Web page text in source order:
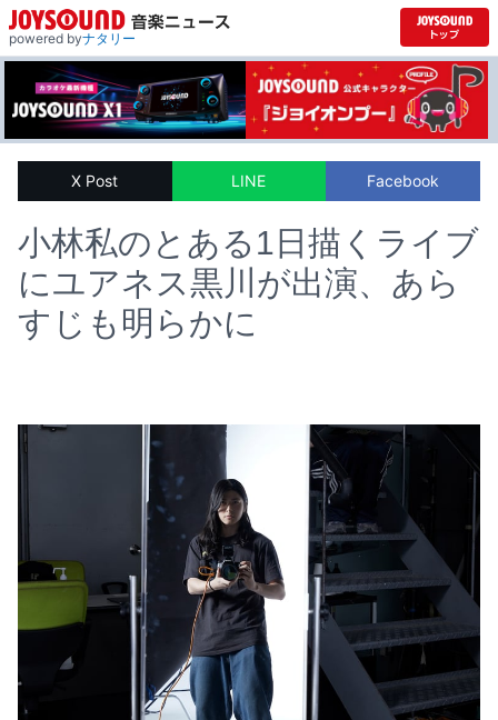
powered byナタリー
X Post LINE Facebook
小林私のとある1日描くライブ
にユアネス黒川が出演、あら
すじも明らかに